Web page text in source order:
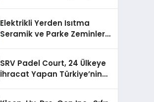
Elektrikli Yerden Isıtma
Seramik ve Parke Zeminler
SRV Padel Court, 24 Ülkeye
İhracat Yapan Türkiye’nin